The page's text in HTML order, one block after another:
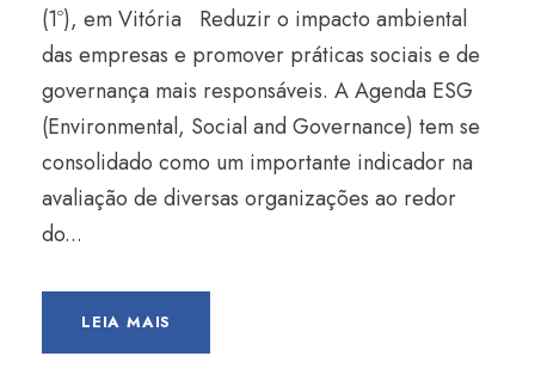
(1º), em Vitória Reduzir o impacto ambiental
das empresas e promover práticas sociais e de
governança mais responsáveis. A Agenda ESG
(Environmental, Social and Governance) tem se
consolidado como um importante indicador na
avaliação de diversas organizações ao redor
do...
LEIA MAIS